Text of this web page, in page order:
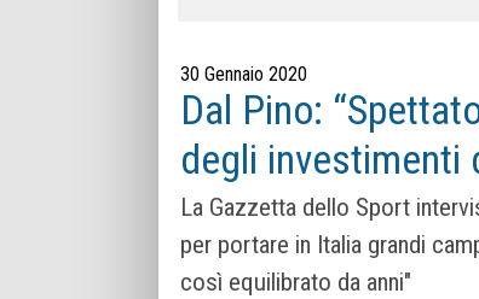
30 Gennaio 2020
Dal Pino:
degli investimenti
La Gazzetta dello Sport
per portare in Italia grandi
così equilibrato da anni"